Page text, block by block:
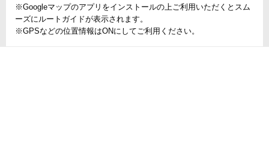
※Googleマップのアプリをインストールの上ご利用いただくとスム
ーズにルートガイドが表示されます。
※GPSなどの位置情報はONにしてご利用ください。